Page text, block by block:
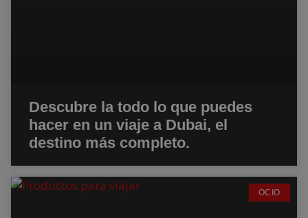
Descubre la todo lo que puedes
hacer en un viaje a Dubai, el
destino más completo.
OCIO